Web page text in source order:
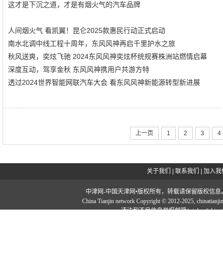
这才是下沉之道，才是有烟火气的汽车品牌
人间烟火气 看凯翼！昆仑2025款惠民行动正式启动
南水北调中线工程十周年，东风风神再启千里护水之旅
秋风送爽，奕炫飞驰 2024东风风神奕炫杯统规赛株洲站燃情启幕
深度互动，驾享金秋 东风风神携用户共游方特
透过2024世界智能网联汽车大会 看东风风神新能源转型新进展
上一页 1 2 3 4
关于我们 联系我们 加入我
中津网-中国天津网•版权所有，转载请保留版权信息
China Tianjin network Copyright © 2012-2025,
违法和不良信息举报邮箱：